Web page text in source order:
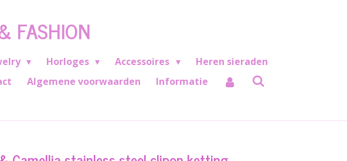
FASHION
Horloges Accessoires
Heren sieraden
Algemene voorwaarden Informatie